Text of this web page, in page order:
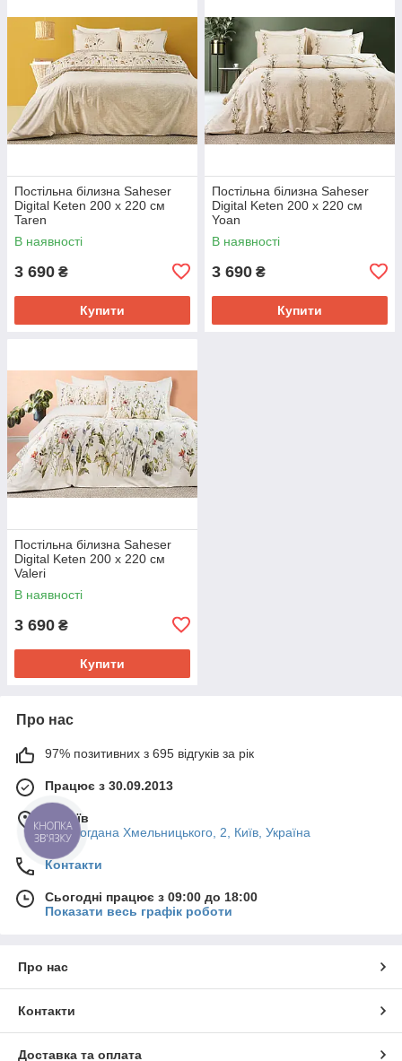
Постільна білизна Saheser
Digital Keten 200 х 220 см
Taren
В наявності
3 690 ₴
Купити
Постільна білизна Saheser
Digital Keten 200 х 220 см
Yoan
В наявності
3 690 ₴
Купити
Постільна білизна Saheser
Digital Keten 200 х 220 см
Valeri
В наявності
3 690 ₴
Купити
Про нас
97% позитивних з 695 відгуків за рік
Працює з 30.09.2013
м. Київ
вул. Богдана Хмельницького, 2, Київ, Україна
Контакти
Сьогодні працює з 09:00 до 18:00
Показати весь графік роботи
Про нас
Контакти
Доставка та оплата
КНОПКА
ЗВ'ЯЗКУ